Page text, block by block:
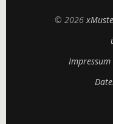
© 2026
Impressum